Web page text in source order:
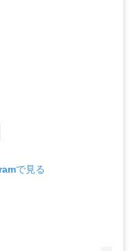
で見る